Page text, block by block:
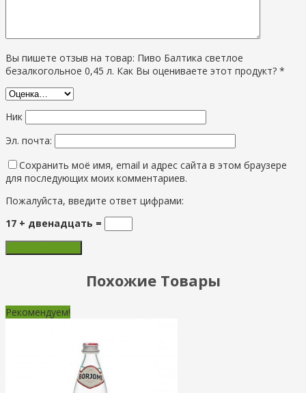
Вы пишете отзыв на товар: Пиво Балтика светлое
безалкогольное 0,45 л. Как Вы оцениваете этот продукт? *
Ник
Эл. почта:
Сохранить моё имя, email и адрес сайта в этом браузере
для последующих моих комментариев.
Пожалуйста, введите ответ цифрами:
17 + двенадцать =
Похожие Товары
Рекомендуем!